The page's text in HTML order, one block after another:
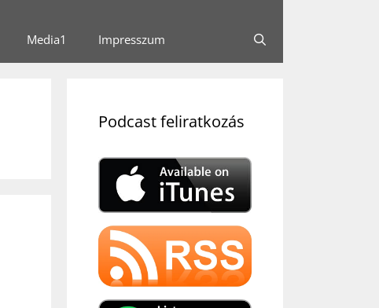
Media1 Impresszum
Podcast feliratkozás